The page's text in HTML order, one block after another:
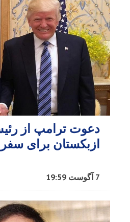
دعوت ترامپ از
ازبکستان برای سفر
7 آگوست 19:59